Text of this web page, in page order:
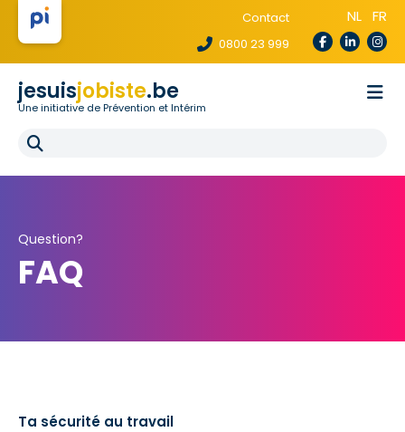
Contact
0800 23 999
NL FR
jesuisjobiste.be
Une initiative de Prévention et Intérim
Pour les agences
Question?
FAQ
Ta sécurité au travail